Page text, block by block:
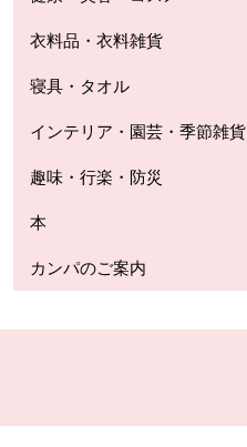
衣料品・衣料雑貨
寝具・タオル
インテリア・園芸・季節雑貨
趣味・行楽・防災
本
カンパのご案内